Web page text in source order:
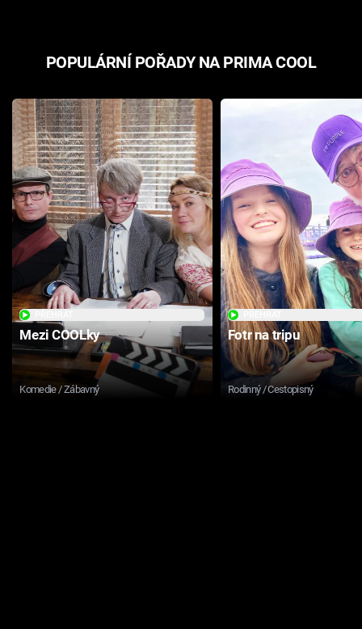
POPULÁRNÍ POŘADY NA PRIMA COOL
Mezi COOLky
Komedie / Zábavný
Fotr na tripu
Rodinný / Cestopisný